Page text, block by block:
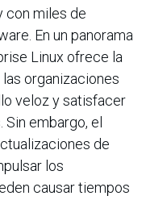
con miles de
En un panorama
Linux ofrece la
organizaciones
veloz y satisfacer
embargo, el
de
los
causar tiempos